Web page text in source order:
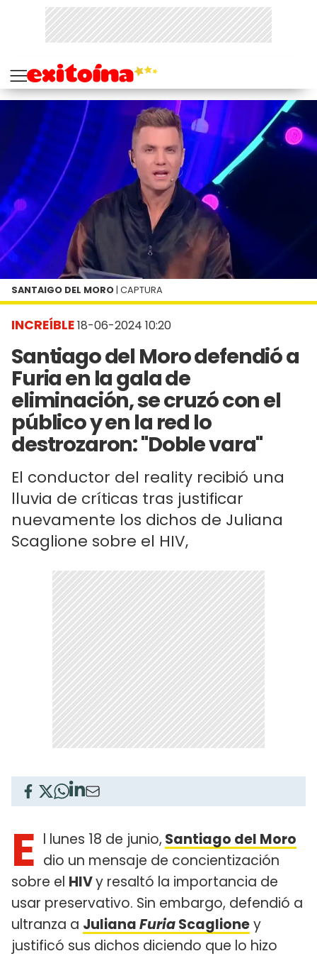
INCREÍBLE18-06-2024 10:20
Santiago del Moro defendió a
Furia en la gala de
eliminación, se cruzó con el
público y en la red lo
destrozaron: "Doble vara"
El conductor del reality recibió una
lluvia de críticas tras justificar
nuevamente los dichos de Juliana
Scaglione sobre el HIV,
SANTAIGO DEL MORO | CAPTURA
E l lunes 18 de junio, Santiago del Moro
dio un mensaje de concientización
sobre el HIVy resaltó la importancia de
usar preservativo. Sin embargo, defendió a
ultranza a JulianaFuriaScaglioney
justificó sus dichos diciendo que lo hizo